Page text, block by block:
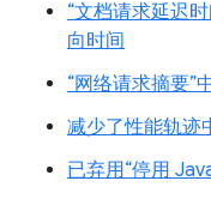
“文档请求延迟
向时间
“网络请求摘要”
减少了性能轨迹
已弃用“停用